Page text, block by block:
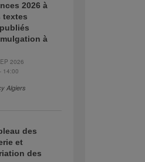
2026 à
textes
à
2026
14:00
Algiers
des
et
des